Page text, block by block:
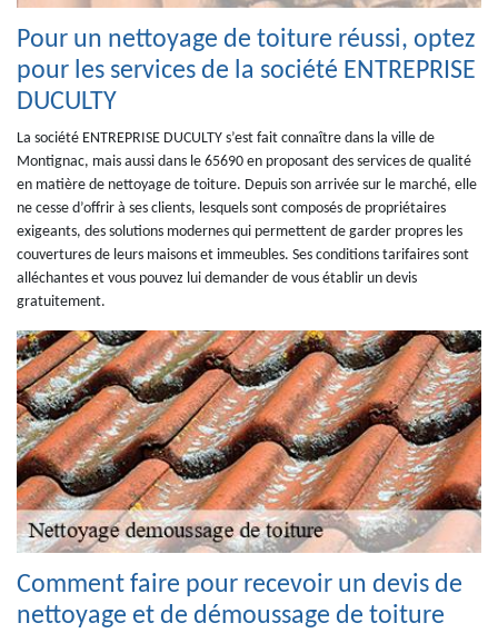
Pour un nettoyage de toiture réussi, optez
pour les services de la société ENTREPRISE
DUCULTY
La société ENTREPRISE DUCULTY s’est fait connaître dans la ville de
Montignac, mais aussi dans le 65690 en proposant des services de qualité
en matière de nettoyage de toiture. Depuis son arrivée sur le marché, elle
ne cesse d’offrir à ses clients, lesquels sont composés de propriétaires
exigeants, des solutions modernes qui permettent de garder propres les
couvertures de leurs maisons et immeubles. Ses conditions tarifaires sont
alléchantes et vous pouvez lui demander de vous établir un devis
gratuitement.
Comment faire pour recevoir un devis de
nettoyage et de démoussage de toiture